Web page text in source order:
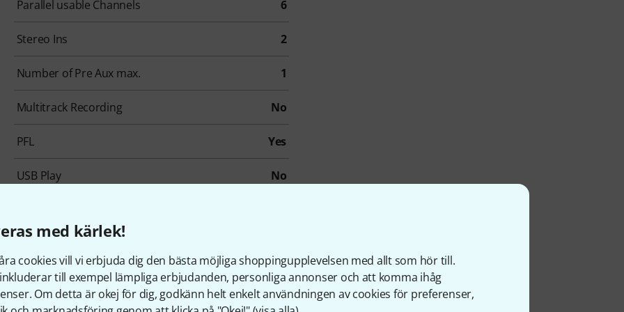
med kärlek!
cookies vill vi erbjuda dig den bästa möjliga shoppingupplevelsen med allt som hör till.
till exempel lämpliga erbjudanden, personliga annonser och att komma ihåg
Om detta är okej för dig, godkänn helt enkelt användningen av cookies för preferenser,
Parallel usable Channels 6
Stereo Ins 2
Number of Pre Aux max. 1
Multitrack Recording No
PFL Yes
USB Play No